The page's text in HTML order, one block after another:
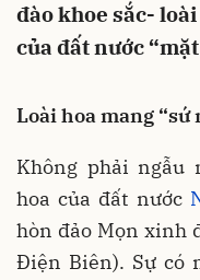
đào khoe sắc-
của đất nước
Loài hoa mang
Không phải ngẫu
hoa của đất nước
hòn đảo Mọn xinh
Điện Biên). Sự có